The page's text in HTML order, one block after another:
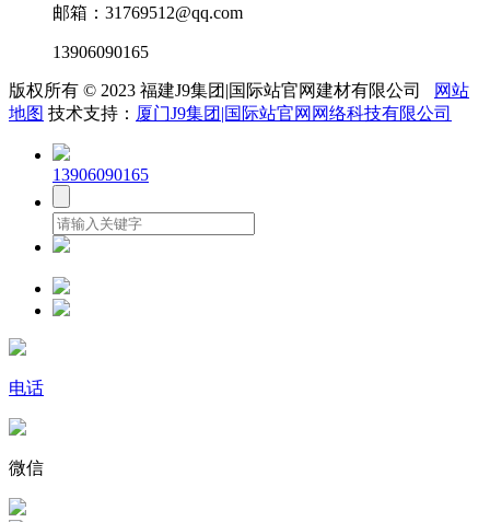
邮箱：31769512@qq.com
13906090165
版权所有 © 2023 福建J9集团|国际站官网建材有限公司
网站
地图 技术支持： 厦门J9集团|国际站官网网络科技有限公司
13906090165
电话
微信